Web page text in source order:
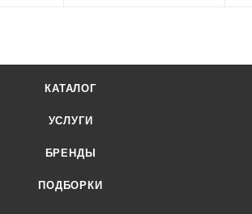
КАТАЛОГ
УСЛУГИ
БРЕНДЫ
ПОДБОРКИ